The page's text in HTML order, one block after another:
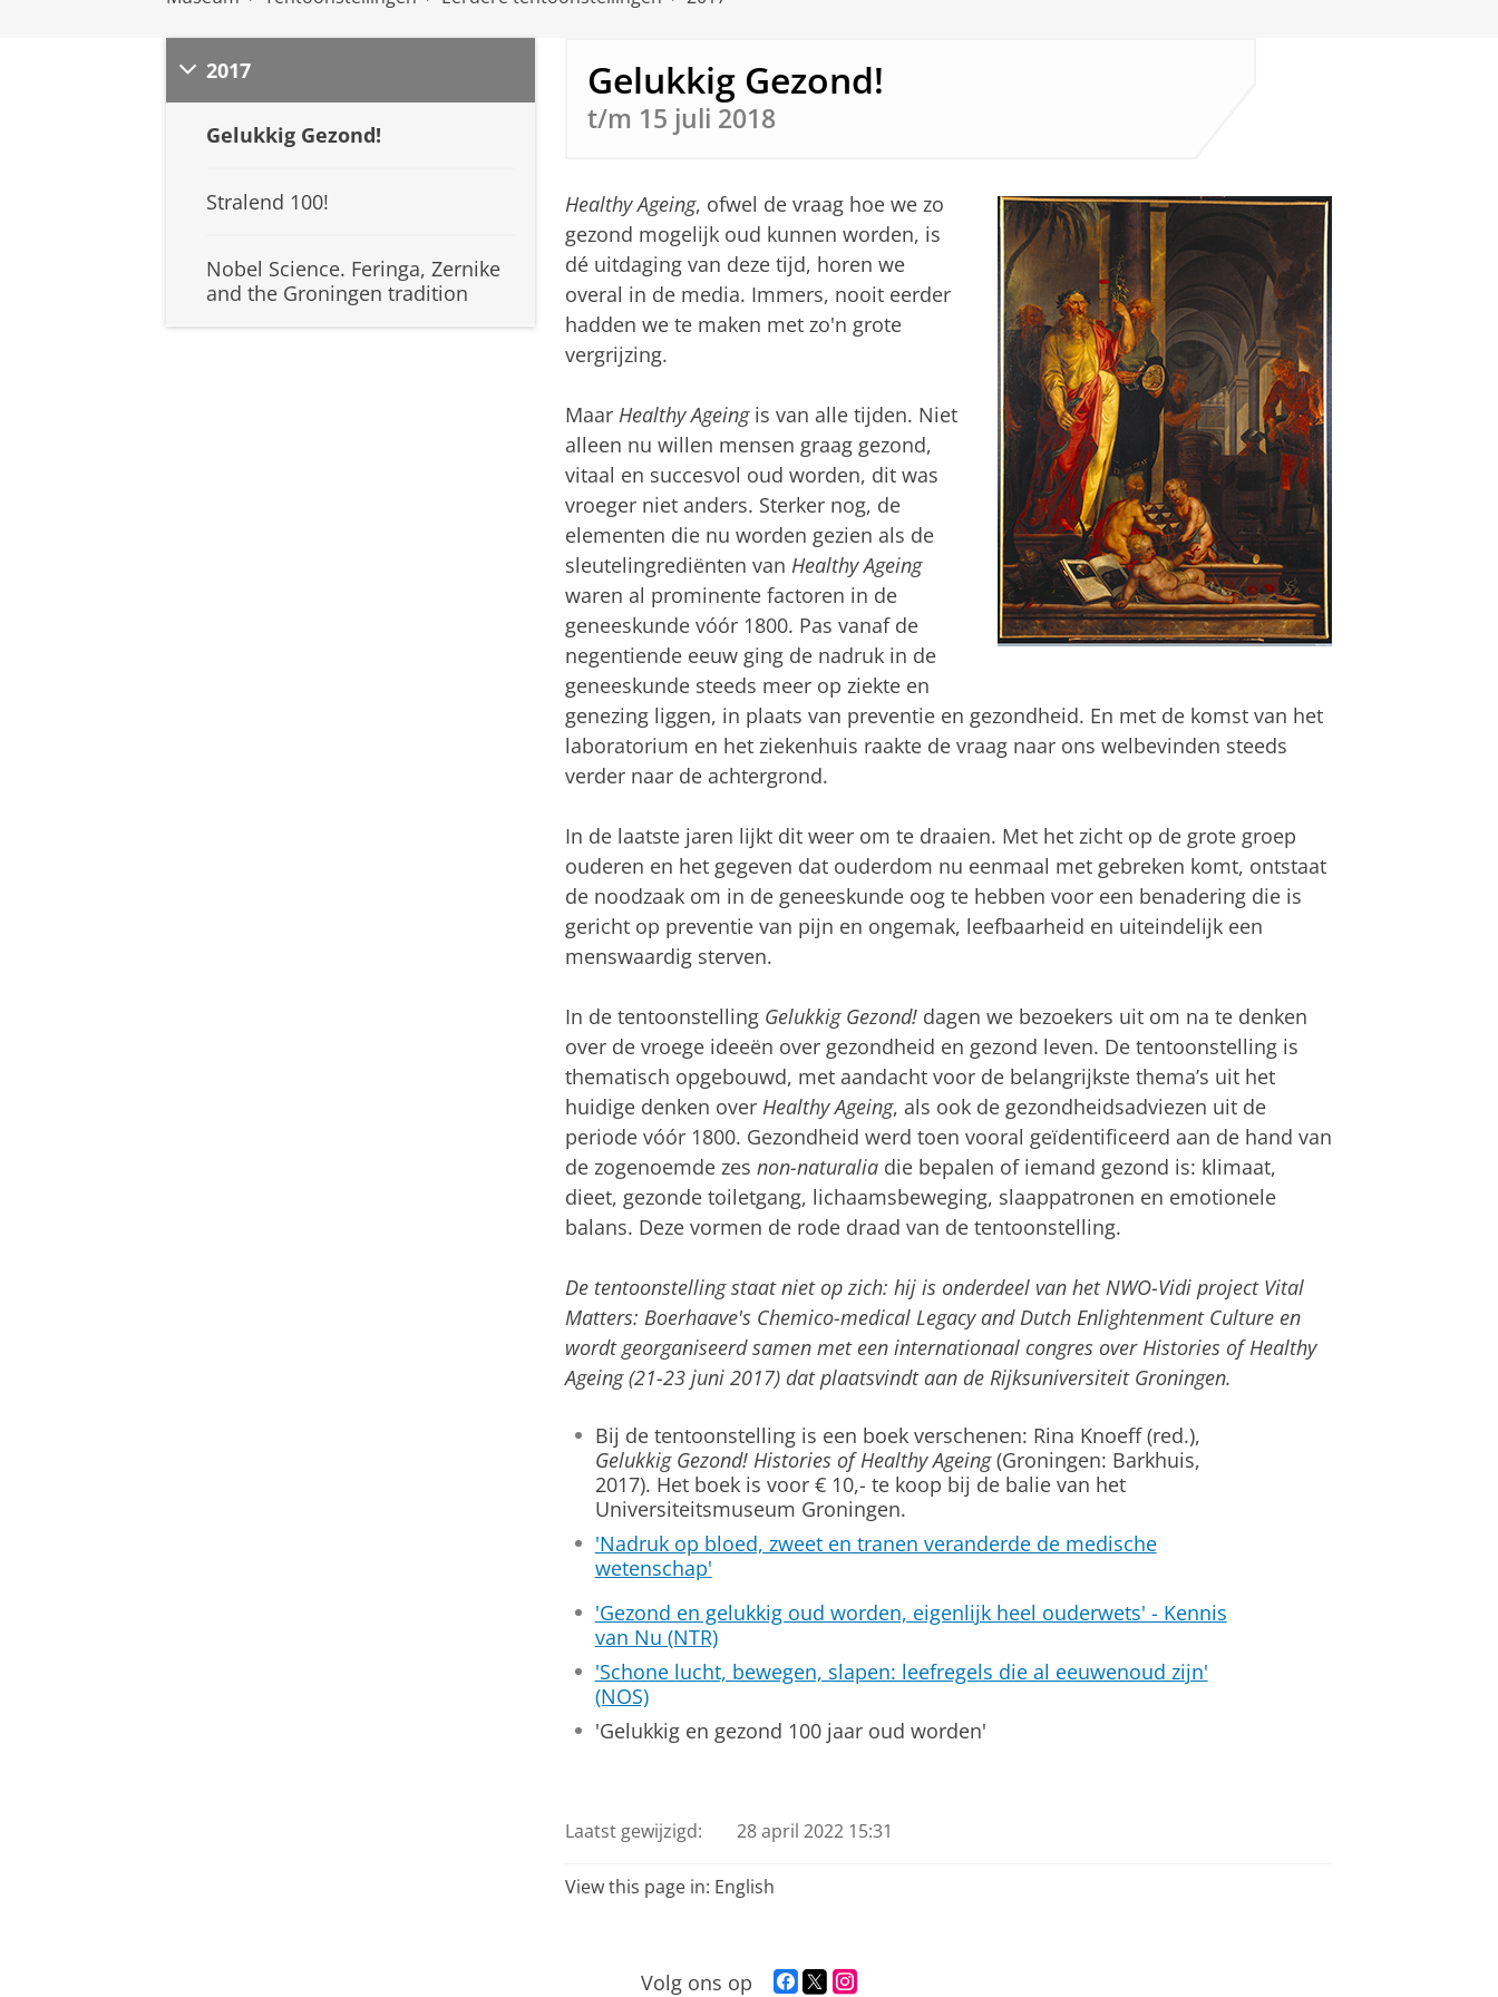
2017
Gelukkig Gezond!
Stralend 100!
Nobel Science. Feringa, Zernike
and the Groningen tradition
Gelukkig Gezond!
t/m 15 juli 2018
Healthy Ageing, ofwel de vraag hoe we zo
gezond mogelijk oud kunnen worden, is
dé uitdaging van deze tijd, horen we
overal in de media. Immers, nooit eerder
hadden we te maken met zo'n grote
vergrijzing.
Maar Healthy Ageingis van alle tijden. Niet
alleen nu willen mensen graag gezond,
vitaal en succesvol oud worden, dit was
vroeger niet anders. Sterker nog, de
elementen die nu worden gezien als de
sleutelingrediënten van Healthy Ageing
waren al prominente factoren in de
geneeskunde vóór 1800. Pas vanaf de
negentiende eeuw ging de nadruk in de
geneeskunde steeds meer op ziekte en
genezing liggen, in plaats van preventie en gezondheid. En met de komst van het
laboratorium en het ziekenhuis raakte de vraag naar ons welbevinden steeds
verder naar de achtergrond.
In de laatste jaren lijkt dit weer om te draaien. Met het zicht op de grote groep
ouderen en het gegeven dat ouderdom nu eenmaal met gebreken komt, ontstaat
de noodzaak om in de geneeskunde oog te hebben voor een benadering die is
gericht op preventie van pijn en ongemak, leefbaarheid en uiteindelijk een
menswaardig sterven.
In de tentoonstelling Gelukkig Gezond!dagen we bezoekers uit om na te denken
over de vroege ideeën over gezondheid en gezond leven. De tentoonstelling is
thematisch opgebouwd, met aandacht voor de belangrijkste thema’s uit het
huidige denken over Healthy Ageing, als ook de gezondheidsadviezen uit de
periode vóór 1800. Gezondheid werd toen vooral geïdentificeerd aan de hand van
de zogenoemde zes non-naturaliadie bepalen of iemand gezond is: klimaat,
dieet, gezonde toiletgang, lichaamsbeweging, slaappatronen en emotionele
balans. Deze vormen de rode draad van de tentoonstelling.
De tentoonstelling staat niet op zich: hij is onderdeel van het NWO-Vidi project Vital
Matters: Boerhaave's Chemico-medical Legacy and Dutch Enlightenment Culture en
wordt georganiseerd samen met een internationaal congres over Histories of Healthy
Ageing (21-23 juni 2017) dat plaatsvindt aan de Rijksuniversiteit Groningen.
Bij de tentoonstelling is een boek verschenen: Rina Knoeff (red.),
Gelukkig Gezond! Histories of Healthy Ageing(Groningen: Barkhuis,
2017). Het boek is voor € 10,- te koop bij de balie van het
Universiteitsmuseum Groningen.
'Nadruk op bloed, zweet en tranen veranderde de medische
wetenschap'
'Gezond en gelukkig oud worden, eigenlijk heel ouderwets' - Kennis
van Nu (NTR)
'Schone lucht, bewegen, slapen: leefregels die al eeuwenoud zijn'
(NOS)
'Gelukkig en gezond 100 jaar oud worden'
Unifocus - Videomagazine RUG over Tentoonstelling Gelukkig Gezond! Histories of
Laatst gewijzigd: 28 april 2022 15:31
View this page in: English
Volg ons op
F
T